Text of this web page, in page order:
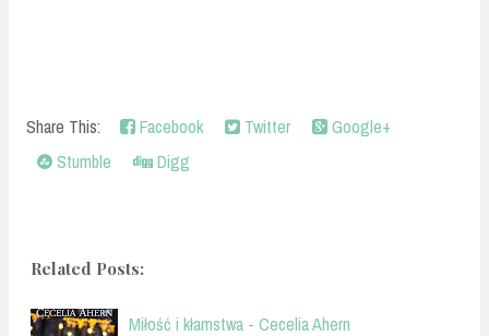
Share This: Facebook Twitter
Google+
Stumble
Digg
Related Posts:
Miłość i kłamstwa - Cecelia Ahern